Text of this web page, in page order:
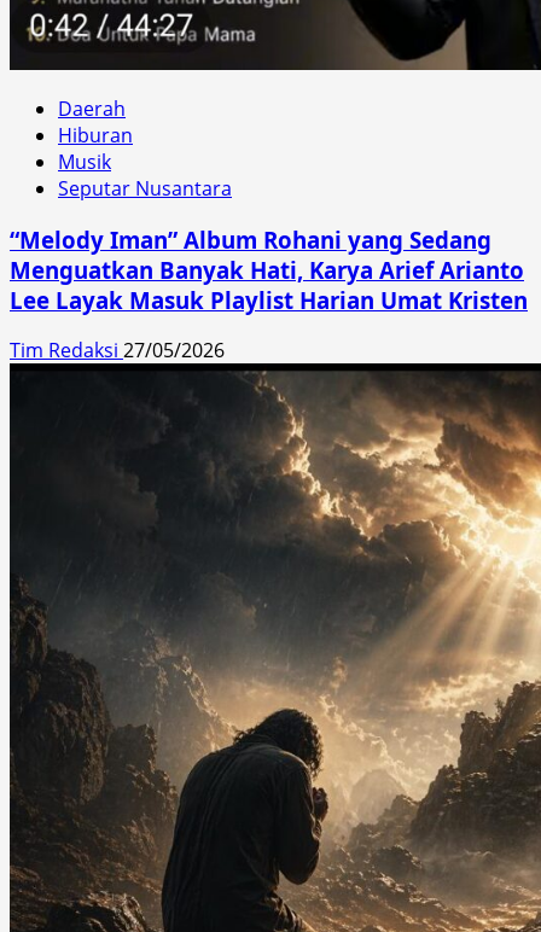
Daerah
Hiburan
Musik
Seputar Nusantara
“Melody Iman” Album Rohani yang Sedang
Menguatkan Banyak Hati, Karya Arief Arianto
Lee Layak Masuk Playlist Harian Umat Kristen
Tim Redaksi 27/05/2026